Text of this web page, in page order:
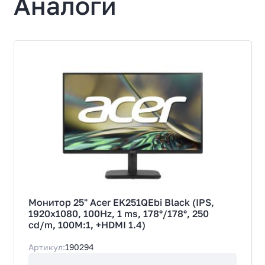
Монитор
Диагональ экрана, дюйм
Тип экрана
Тип подсветки экрана
Поверхность экрана
Антибликовая
Нет
Монитор 25" Acer EK251QEbi Black (IPS,
1920x1080, 100Hz, 1 ms, 178°/178°, 250
cd/m, 100M:1, +HDMI 1.4)
Артикул:190294